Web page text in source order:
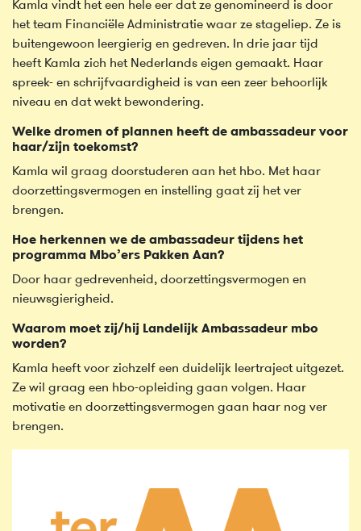
Kamla vindt het een hele eer dat ze genomineerd is door
het team Financiële Administratie waar ze stageliep. Ze is
buitengewoon leergierig en gedreven. In drie jaar tijd
heeft Kamla zich het Nederlands eigen gemaakt. Haar
spreek- en schrijfvaardigheid is van een zeer behoorlijk
niveau en dat wekt bewondering.
Welke dromen of plannen heeft de ambassadeur voor
haar/zijn toekomst?
Kamla wil graag doorstuderen aan het hbo. Met haar
doorzettingsvermogen en instelling gaat zij het ver
brengen.
Hoe herkennen we de ambassadeur tijdens het
programma Mbo’ers Pakken Aan?
Door haar gedrevenheid, doorzettingsvermogen en
nieuwsgierigheid.
Waarom moet zij/hij Landelijk Ambassadeur mbo
worden?
Kamla heeft voor zichzelf een duidelijk leertraject uitgezet.
Ze wil graag een hbo-opleiding gaan volgen. Haar
motivatie en doorzettingsvermogen gaan haar nog ver
brengen.